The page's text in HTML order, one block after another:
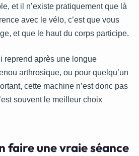
et il n’existe pratiquement que là
avec le vélo, c’est que vous
et que le haut du corps participe.
reprend après une longue
arthrosique, ou pour quelqu’un
cette machine n’est donc pas
souvent le meilleur choix
faire une vraie séance